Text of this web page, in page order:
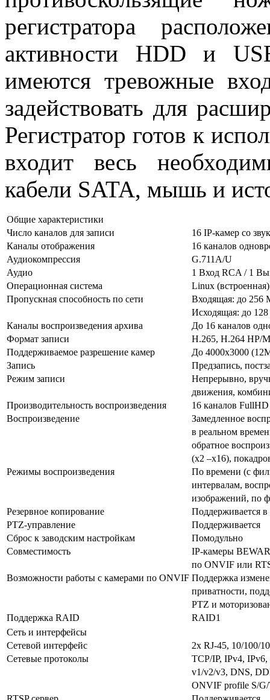
регистратора
активности HDD и
имеются тревожные
задействовать для
Регистратор готов к
входит весь
кабели SATA, мышь и
Общие характеристики
Число каналов для записи
16 IP-камер со
Каналы отображения
16 каналов
Аудиокомпрессия
G.711A/U
Аудио
1 Вход RCA / 1
Операционная система
Linux (встроенная)
Пропускная способность по сети
Входящая: до 256
Исходящая: до
Каналы воспроизведения архива
До 16 каналов
Формат записи
H.265, H.264 HP/
Поддерживаемое разрешение камер
До 4000х3000
Запись
Предзапись,
Режим записи
Непрерывно,
движения,
Производительность воспроизведения
16 каналов
Воспроизведение
Замедленное
в реальном
обратное
(x2 –x16),
Режимы воспроизведения
По времени (с
интервалам,
изображений, по
Резервное копирование
Поддерживается
PTZ-управление
Поддерживается
Сброс к заводским настройкам
Помодульно
Совместимость
IP-камеры
по ONVIF или
Возможности работы с камерами по ONVIF Поддержка
приватности,
PTZ и
Поддержка RAID
RAID1
Сеть и интерфейсы
Сетевой интерфейс
2х RJ-45, 10/100/
Сетевые протоколы
TCP/IP, IPv4,
v1/v2/v3, DNS,
ONVIF profile S/